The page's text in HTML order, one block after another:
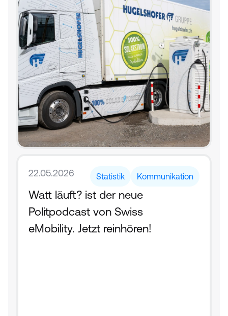
22.05.2026 Statistik Kommunikation
Watt läuft? ist der neue
Politpodcast von Swiss
eMobility. Jetzt reinhören!